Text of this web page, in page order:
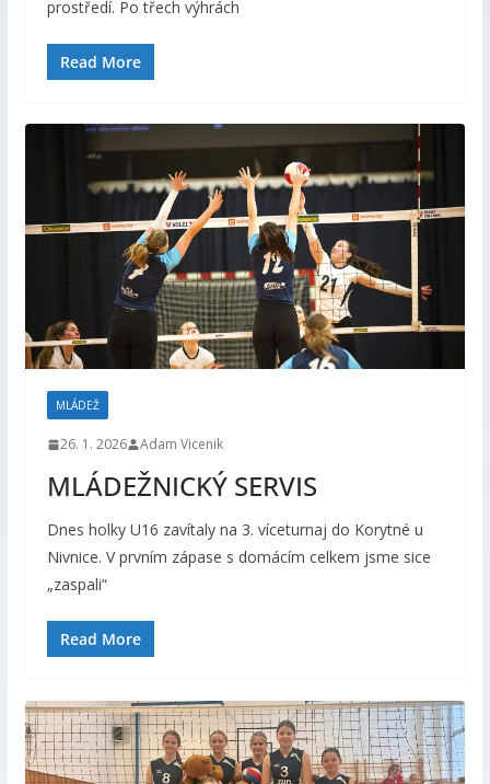
prostředí. Po třech výhrách
Read More
MLÁDEŽ
26. 1. 2026 Adam Vicenik
MLÁDEŽNICKÝ SERVIS
Dnes holky U16 zavítaly na 3. víceturnaj do Korytné u
Nivnice. V prvním zápase s domácím celkem jsme sice
„zaspali“
Read More